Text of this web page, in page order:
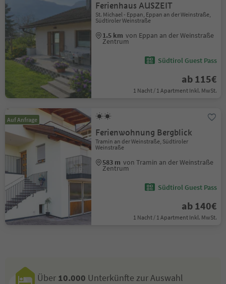
Ferienhaus AUSZEIT
St. Michael - Eppan, Eppan an der Weinstraße,
Südtiroler Weinstraße
1.5 km von Eppan an der Weinstraße
Zentrum
Südtirol Guest Pass
ab 115€
1 Nacht / 1 Apartment Inkl. MwSt.
Auf Anfrage
Ferienwohnung Bergblick
Tramin an der Weinstraße, Südtiroler
Weinstraße
583 m von Tramin an der Weinstraße
Zentrum
Südtirol Guest Pass
ab 140€
1 Nacht / 1 Apartment Inkl. MwSt.
Über 10.000 Unterkünfte zur Auswahl